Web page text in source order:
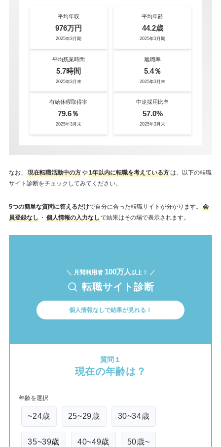
平均年収
976万円
2025年3月期
平均年齢
44.2歳
2025年3月期
平均残業時間
5.7時間
2025年3月末
離職率
5.4％
2025年3月末
有給休暇取得率
79.6％
2025年3月末
中途採用比率
57.0%
2025年3月末
なお、 現在転職活動中の方や1年以内に転職を考えている方は、以下の転職
サイト診断をチェックしてみてください。
5つの簡単な質問に答えるだけで自分に合った転職サイトが分かります。
会
員登録なし ・ 個人情報の入力なし で結果はその場で表示されます。
＼ 月間利用者 100万人 以上！ ／
転職サイト診断
個人情報なしで結果が見れる！
質問１
現在の年齢は？
年齢を選択
~24歳 25~29歳 30~34歳
35~39歳 40~49歳 50歳~